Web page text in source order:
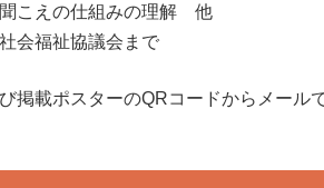
えの仕組みの理解 他
福祉協議会まで
掲載ポスターのQRコードからメール